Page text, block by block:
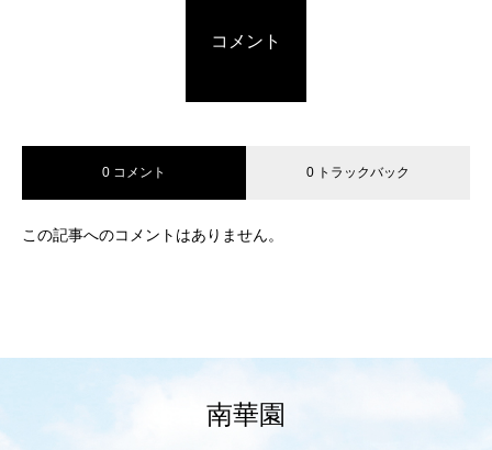
コメント
0 コメント 0 トラックバック
この記事へのコメントはありません。
南華園